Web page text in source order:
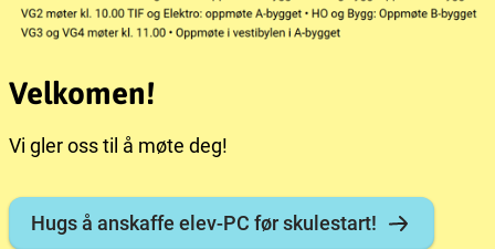
Velkomen!
Vi gler oss til å møte deg!
Hugs å anskaffe elev-PC før skulestart!